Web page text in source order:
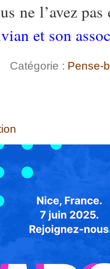
ne l’avez
et son
Catégorie : Pense-